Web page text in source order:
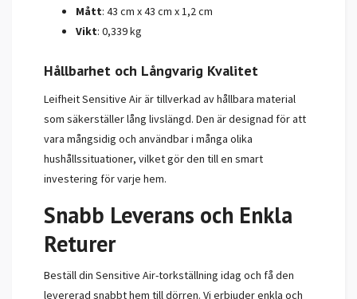
Mått: 43 cm x 43 cm x 1,2 cm
Vikt: 0,339 kg
Hållbarhet och Långvarig Kvalitet
Leifheit Sensitive Air är tillverkad av hållbara material
som säkerställer lång livslängd. Den är designad för att
vara mångsidig och användbar i många olika
hushållssituationer, vilket gör den till en smart
investering för varje hem.
Snabb Leverans och Enkla
Returer
Beställ din Sensitive Air-torkställning idag och få den
levererad snabbt hem till dörren. Vi erbjuder enkla och